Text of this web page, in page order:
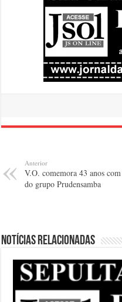
Anterior
V.O. comemora 43 anos
do grupo Prudensamba
Notícias relacionadas